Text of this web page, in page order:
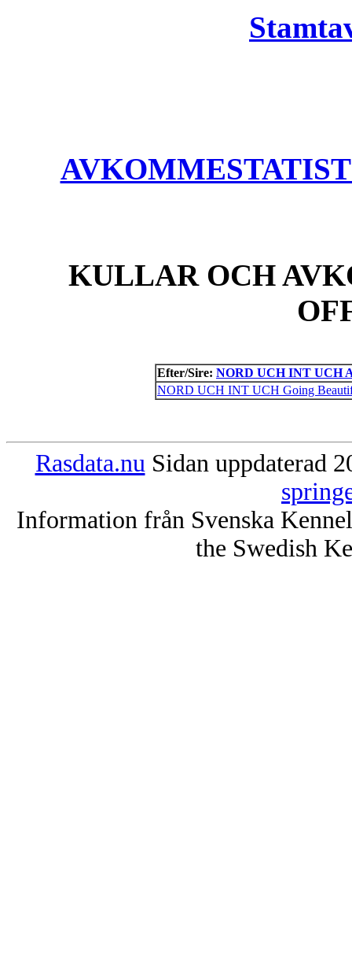
KULLAR OCH
Efter/Sire: NORD UCH INT UCH
NORD UCH INT UCH Going
Rasdata.nu Sidan uppdaterad
Information från Svenska
the Swedish